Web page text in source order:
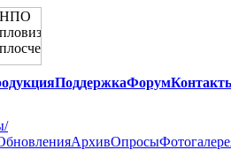
ПоддержкаФорум
АрхивОпросы